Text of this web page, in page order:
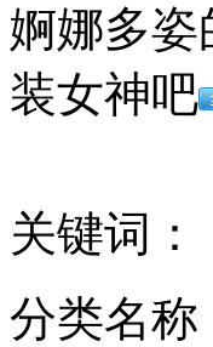
西安现最牛保安
青岛国际车展开
日本艺人用一根
婀娜多
装女神吧
关键词：
分类名称